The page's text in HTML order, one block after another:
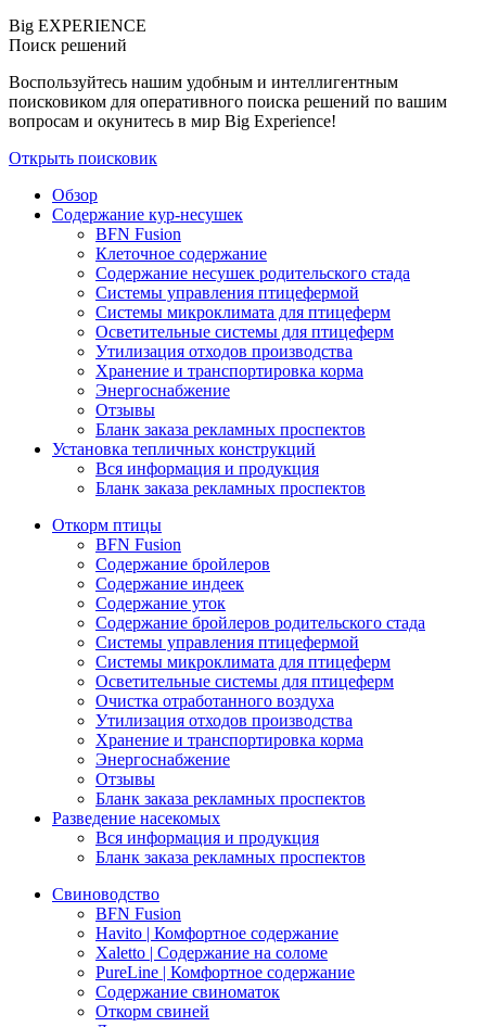
Big EXPERIENCE
Поиск решений
Воспользуйтесь нашим удобным и интеллигентным
поисковиком для оперативного поиска решений по вашим
вопросам и окунитесь в мир Big Experience!
Открыть поисковик
Обзор
Содержание кур-несушек
BFN Fusion
Клеточное содержание
Содержание несушек родительского стада
Системы управления птицефермой
Системы микроклимата для птицеферм
Осветительные системы для птицеферм
Утилизация отходов производства
Хранение и транспортировка корма
Энергоснабжение
Отзывы
Бланк заказа рекламных проспектов
Установка тепличных конструкций
Вся информация и продукция
Бланк заказа рекламных проспектов
Откорм птицы
BFN Fusion
Содержание бройлеров
Содержание индеек
Содержание уток
Содержание бройлеров родительского стада
Системы управления птицефермой
Системы микроклимата для птицеферм
Осветительные системы для птицеферм
Очистка отработанного воздуха
Утилизация отходов производства
Хранение и транспортировка корма
Энергоснабжение
Отзывы
Бланк заказа рекламных проспектов
Разведение насекомых
Вся информация и продукция
Бланк заказа рекламных проспектов
Свиноводство
BFN Fusion
Havito | Комфортное содержание
Xaletto | Содержание на соломе
PureLine | Комфортное содержание
Содержание свиноматок
Откорм свиней